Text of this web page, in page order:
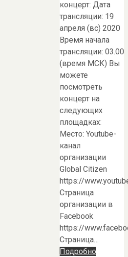
концерт: Дата
трансляции: 19
апреля (вс) 2020
Время начала
трансляции: 03.00
(время МСК) Вы
можете
посмотреть
концерт на
следующих
площадках:
Место: Youtube-
канал
организации
Global Citizen
https://
Страница
организации в
Facebook
https://
Страница…
Подробно